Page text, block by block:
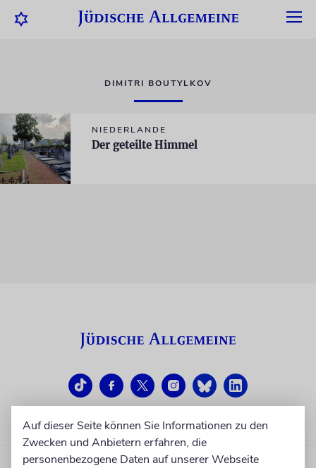
DIMITRI BOUTYLKOV
NIEDERLANDE
Der geteilte Himmel
Auf dieser Seite können Sie Informationen zu den
Zwecken und Anbietern erfahren, die
personenbezogene Daten auf unserer Webseite